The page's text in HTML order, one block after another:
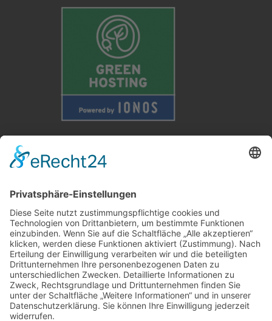
Weitere Informationen
Kontakt
Newsletter
FAQ
Schlagworte
Datenschutz
Impressum